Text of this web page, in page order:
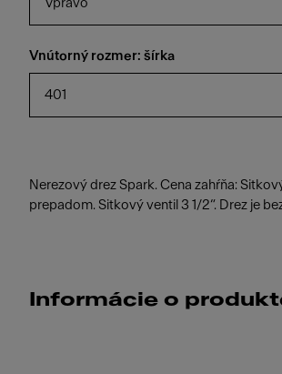
Vpravo
Vnútorný rozmer: šírka
401
Nerezový drez Spark. Cena zahŕňa:
prepadom. Sitkový ventil 3 1/2“. Drez je
Informácie o